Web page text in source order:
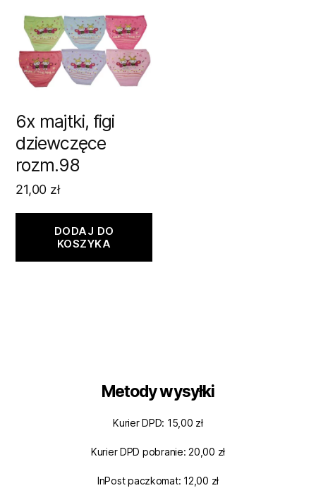
6x majtki, figi
dziewczęce
rozm.98
21,00 zł
DODAJ DO
KOSZYKA
Metody wysyłki
Kurier DPD: 15,00 zł
Kurier DPD pobranie: 20,00 zł
InPost paczkomat: 12,00 zł